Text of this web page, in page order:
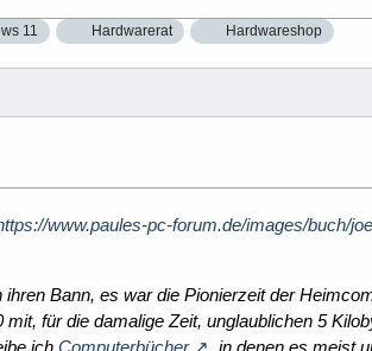
11 Hardwarerat Hardwareshop
www.paules-pc-forum.de/images/buch/
Bann, es war die Pionierzeit der
für die damalige Zeit, unglaublichen 5
ich Computerbücher
, in denen es meist